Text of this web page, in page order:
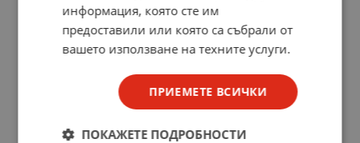
информация, която сте им
предоставили или която са събрали от
вашето използване на техните услуги.
ПРИЕМЕТЕ ВСИЧКИ
ПОКАЖЕТЕ ПОДРОБНОСТИ